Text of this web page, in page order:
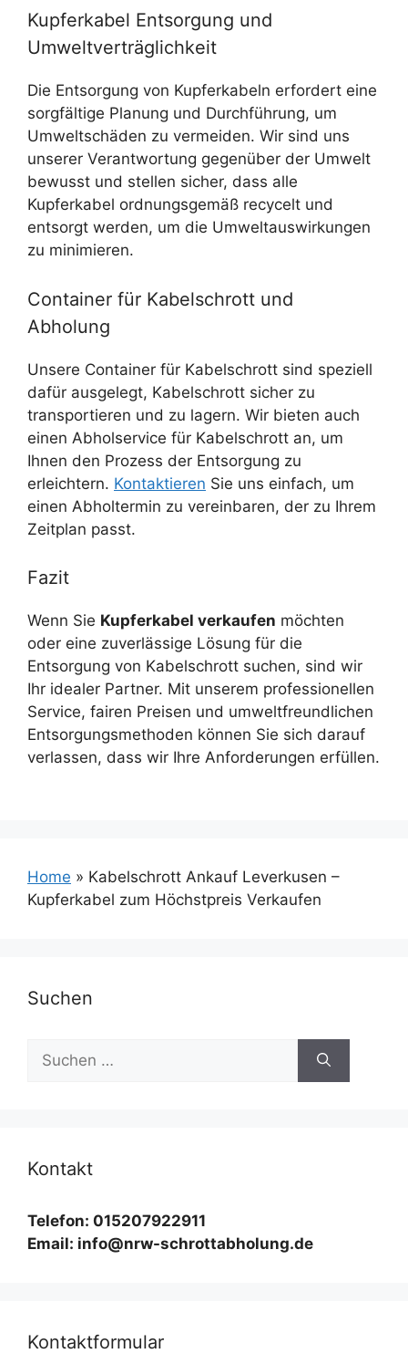
Kupferkabel Entsorgung und
Umweltverträglichkeit
Die Entsorgung von Kupferkabeln erfordert eine
sorgfältige Planung und Durchführung, um
Umweltschäden zu vermeiden. Wir sind uns
unserer Verantwortung gegenüber der Umwelt
bewusst und stellen sicher, dass alle
Kupferkabel ordnungsgemäß recycelt und
entsorgt werden, um die Umweltauswirkungen
zu minimieren.
Container für Kabelschrott und
Abholung
Unsere Container für Kabelschrott sind speziell
dafür ausgelegt, Kabelschrott sicher zu
transportieren und zu lagern. Wir bieten auch
einen Abholservice für Kabelschrott an, um
Ihnen den Prozess der Entsorgung zu
erleichtern. Kontaktieren Sie uns einfach, um
einen Abholtermin zu vereinbaren, der zu Ihrem
Zeitplan passt.
Fazit
Wenn Sie Kupferkabel verkaufen möchten
oder eine zuverlässige Lösung für die
Entsorgung von Kabelschrott suchen, sind wir
Ihr idealer Partner. Mit unserem professionellen
Service, fairen Preisen und umweltfreundlichen
Entsorgungsmethoden können Sie sich darauf
verlassen, dass wir Ihre Anforderungen erfüllen.
Home » Kabelschrott Ankauf Leverkusen –
Kupferkabel zum Höchstpreis Verkaufen
Suchen
nach:
Kontakt
Telefon: 015207922911
Email: info@nrw-schrottabholung.de
Kontaktformular